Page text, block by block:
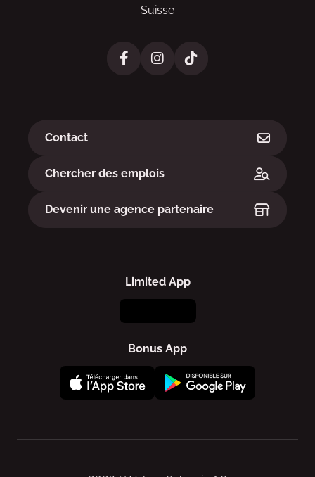
Suisse
Contact
Chercher des emplois
Devenir une agence partenaire
Limited App
Bonus App